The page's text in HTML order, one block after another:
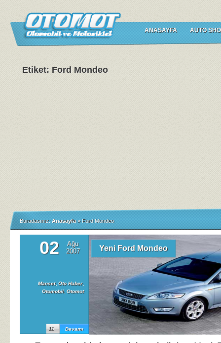
ANASAYFA AUTO
Etiket: Ford Mondeo
Buradasınız: Anasayfa » Ford Mondeo
02
Ağu
2007
Manset, Oto Haber,
Otomobil, Otomot
Devamı
11
Yeni Ford Mondeo